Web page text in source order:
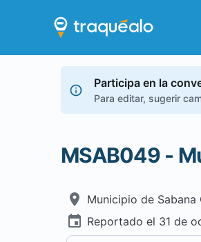
Participa en la
Para editar, sugerir
MSAB049 -
Municipio de Sabana
Reportado el 31 de